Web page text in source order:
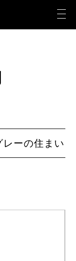
ーの住まい